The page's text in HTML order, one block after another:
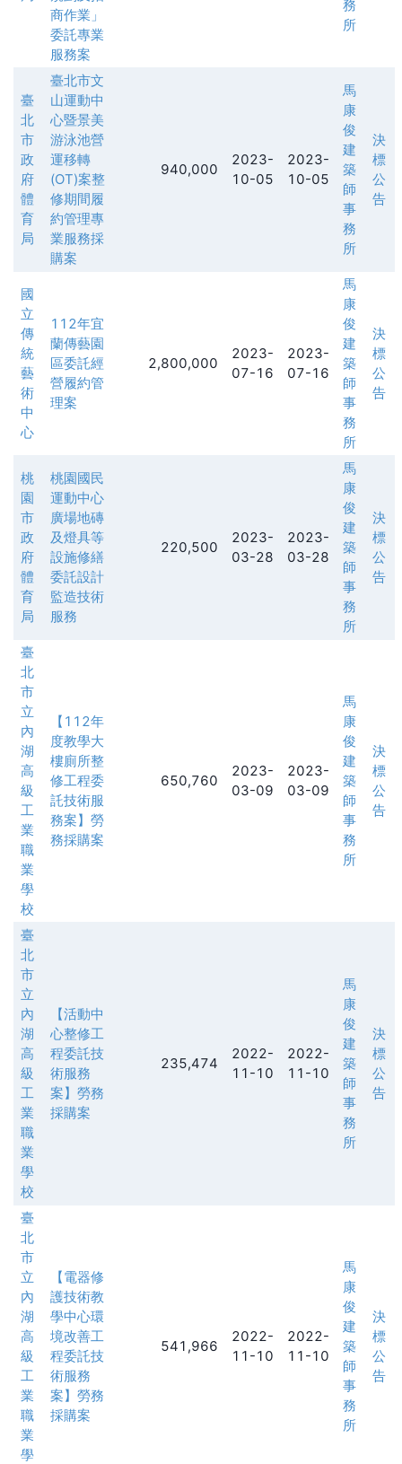
商作業」
委託專業
服務案
務
所
臺
北
市
政
府
體
育
局
臺北市文
山運動中
心暨景美
游泳池營
運移轉
(OT)案整
修期間履
約管理專
業服務採
購案
940,000
2023-
10-05
2023-
10-05
馬
康
俊
建
築
師
事
務
所
決
標
公
告
國
立
傳
統
藝
術
中
心
112年宜
蘭傳藝園
區委託經
營履約管
理案
2,800,000
2023-
07-16
2023-
07-16
馬
康
俊
建
築
師
事
務
所
決
標
公
告
桃
園
市
政
府
體
育
局
桃園國民
運動中心
廣場地磚
及燈具等
設施修繕
委託設計
監造技術
服務
220,500
2023-
03-28
2023-
03-28
馬
康
俊
建
築
師
事
務
所
決
標
公
告
臺
北
市
立
內
湖
高
級
工
業
職
業
學
校
【112年
度教學大
樓廁所整
修工程委
託技術服
務案】勞
務採購案
650,760
2023-
03-09
2023-
03-09
馬
康
俊
建
築
師
事
務
所
決
標
公
告
臺
北
市
立
內
湖
高
級
工
業
職
業
學
校
【活動中
心整修工
程委託技
術服務
案】勞務
採購案
235,474
2022-
11-10
2022-
11-10
馬
康
俊
建
築
師
事
務
所
決
標
公
告
臺
北
市
立
內
湖
高
級
工
業
職
業
學
【電器修
護技術教
學中心環
境改善工
程委託技
術服務
案】勞務
採購案
541,966
2022-
11-10
2022-
11-10
馬
康
俊
建
築
師
事
務
所
決
標
公
告